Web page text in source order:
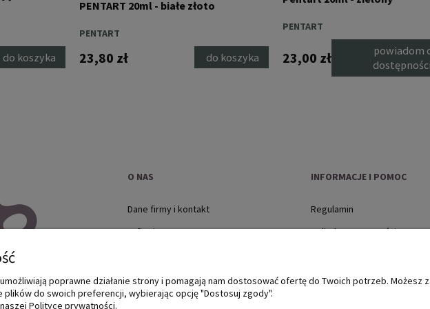
do koszyka
PENTART 20ml - białe złoto
PENTART
23,80 zł do koszyka
PENTART
23,00 zł
powiadom
dostępności
O NAS
Dane firmy i kontakt
O firmie
INFORMACJE I POMOC
Regulamin
Polityka prywatności
Płatności i dostawa
poprawne działanie strony i pomagają nam dostosować ofertę do Twoich potrzeb.
do swoich preferencji, wybierając opcję "Dostosuj zgody".
Polityce prywatności.